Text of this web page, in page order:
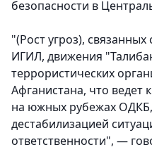
безопасности в
"(Рост угроз),
ИГИЛ, движения
террористических
Афганистана, что ведет
на южных рубежах
дестабилизацией
ответственности", —